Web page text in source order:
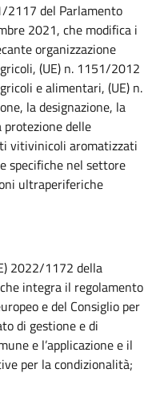
2117 del Parlamento
2021, che modifica i
organizzazione
(UE) n. 1151/2012
e alimentari, (UE) n.
la designazione, la
delle
vitivinicoli aromatizzati
specifiche nel settore
ultraperiferiche
2022/1172 della
integra il regolamento
e del Consiglio per
di gestione e di
e l’applicazione e il
per la condizionalità;